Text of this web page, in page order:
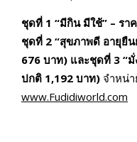
ชุดที่ 1 “มีกิน มีใช้” – ร
ชุดที่ 2 “สุขภาพดี อายุยื
676 บาท) และชุดที่ 3 “มั่
ปกติ 1,192 บาท) จำหน่
www.Fudidiworld.com